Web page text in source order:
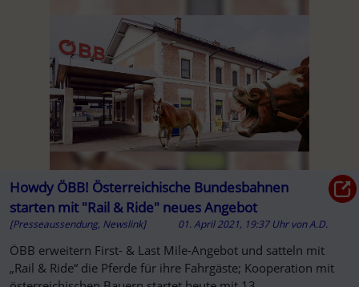
Howdy ÖBB! Österreichische Bundesbahnen
starten mit "Rail & Ride" neues Angebot
[Presseaussendung, Newslink] 01. April 2021, 19:37 Uhr vonA.D.
ÖBB erweitern First- & Last Mile-Angebot und satteln mit
„Rail & Ride“ die Pferde für ihre Fahrgäste; Kooperation mit